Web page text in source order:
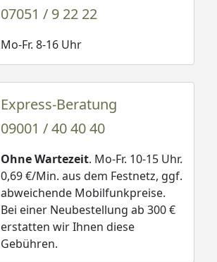
07051 / 9 22 22
Mo-Fr. 8-16 Uhr
Express-Beratung
09001 / 40 40 40
Ohne Wartezeit. Mo-Fr. 10-15 Uhr.
0,69 €/Min. aus dem Festnetz, ggf.
abweichende Mobilfunkpreise.
Bei einer Neubestellung ab 300 €
erstatten wir Ihnen diese
Gebühren.